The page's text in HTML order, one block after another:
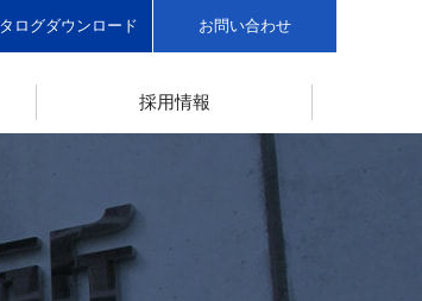
採用情報
ログダウンロード お問い合わせ